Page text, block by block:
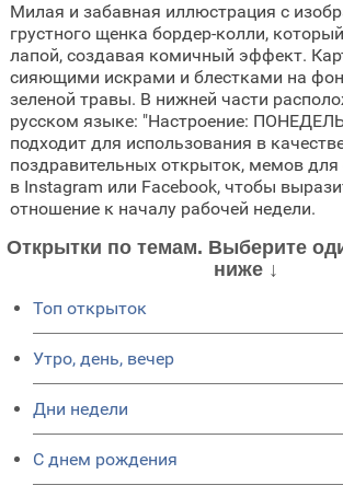
Милая и забавная иллюстрация с
грустного щенка бордер-колли,
лапой, создавая комичный эффект.
сияющими искрами и блестками на
зеленой травы. В нижней части
русском языке: "Настроение:
подходит для использования в
поздравительных открыток, мемов для
в Instagram или Facebook, чтобы
отношение к началу рабочей недели.
Открытки по темам. Выберите
ниже ↓
Топ открыток
Утро, день, вечер
Дни недели
C днем рождения